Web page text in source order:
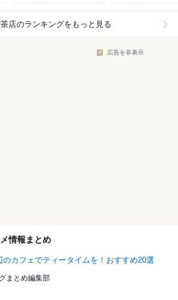
店のランキングをもっと見る
広告を非表示
情報まとめ
のカフェでティータイムを！おすすめ20選
まとめ編集部